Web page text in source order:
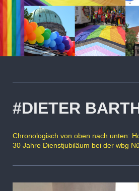
#DIETER
Chronologisch von oben nach unten:
30 Jahre Dienstjubiläum bei der wbg